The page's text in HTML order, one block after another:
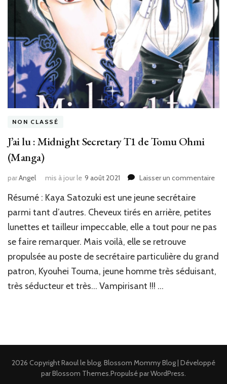
NON CLASSÉ
J’ai lu : Midnight Secretary T1 de Tomu Ohmi
(Manga)
parAngel mis à jour le 9 août 2021 Laisser un commentairesur
de
Résumé : Kaya Satozuki est une jeune secrétaire
parmi tant d’autres. Cheveux tirés en arrière, petites
lunettes et tailleur impeccable, elle a tout pour ne pas
se faire remarquer. Mais voilà, elle se retrouve
propulsée au poste de secrétaire particulière du grand
patron, Kyouhei Touma, jeune homme très séduisant,
très séducteur et très… Vampirisant !!! …
2026 CopyrightRaoul le blog Blossom Mommy Blog | Développé
parBlossom Themes .Propulsé parWordPress